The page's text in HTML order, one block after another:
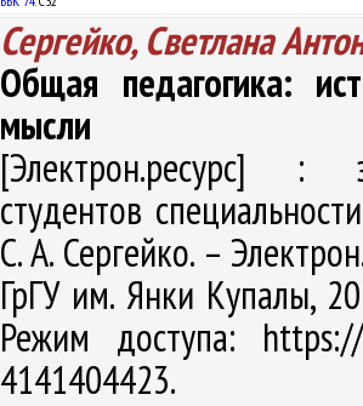
Сергейко, Светлана
Общая педагогика:
мысли
[Электрон.ресурс] :
студентов
С. А. Сергейко. –
ГрГУ им. Янки Купалы,
Режим доступа:
4141404423.